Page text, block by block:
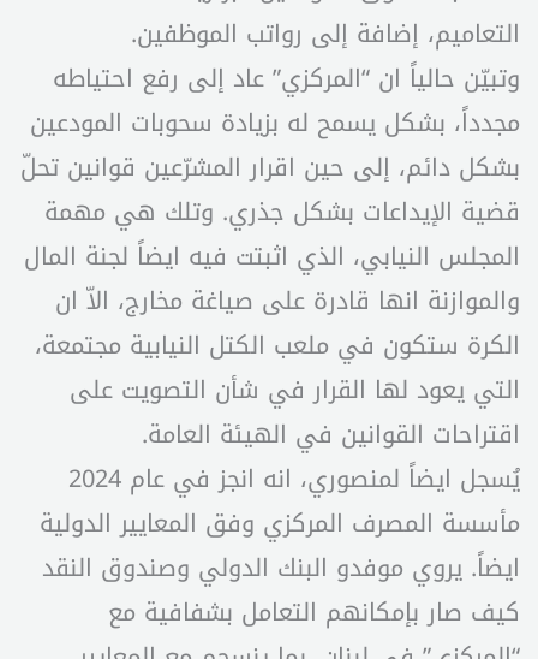
التعاميم، إضافة إلى رواتب الموظفين.
وتبيّن حالياً ان “المركزي” عاد إلى رفع احتياطه
مجدداً، بشكل يسمح له بزيادة سحوبات المودعين
بشكل دائم، إلى حين اقرار المشرّعين قوانين تحلّ
قضية الإيداعات بشكل جذري. وتلك هي مهمة
المجلس النيابي، الذي اثبتت فيه ايضاً لجنة المال
والموازنة انها قادرة على صياغة مخارج، الاّ ان
الكرة ستكون في ملعب الكتل النيابية مجتمعة،
التي يعود لها القرار في شأن التصويت على
اقتراحات القوانين في الهيئة العامة.
يُسجل ايضاً لمنصوري، انه انجز في عام 2024
مأسسة المصرف المركزي وفق المعايير الدولية
ايضاً. يروي موفدو البنك الدولي وصندوق النقد
كيف صار بإمكانهم التعامل بشفافية مع